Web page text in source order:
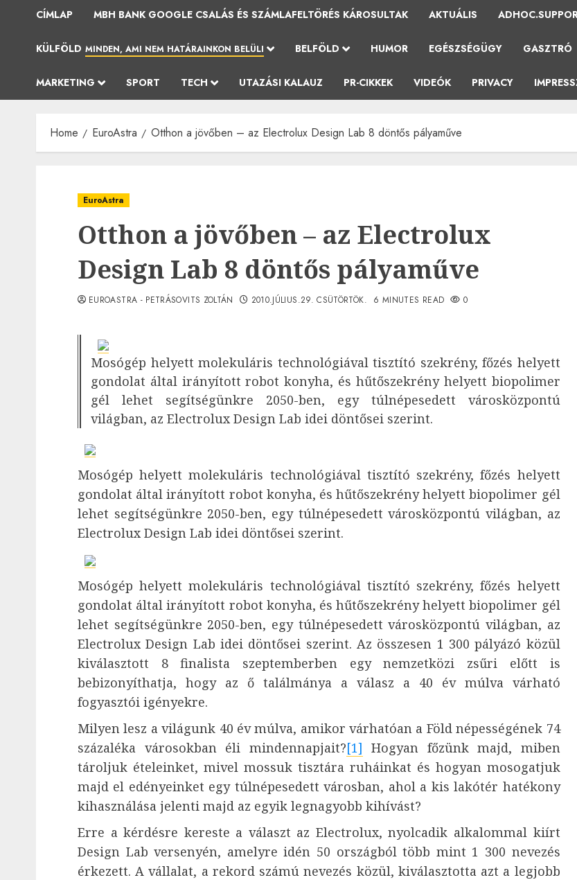
CÍMLAP MBH BANK GOOGLE CSALÁS ÉS SZÁMLAFELTÖRÉS KÁROSULTAK AKTUÁLIS
KÜLFÖLD MINDEN, AMI NEM HATÁRAINKON BELÜLI BELFÖLD HUMOR EGÉSZSÉGÜGY GASZTRÓ
MARKETING SPORT TECH UTAZÁSI KALAUZ PR-CIKKEK VIDEÓK PRIVACY
Home EuroAstra Otthon a jövőben – az Electrolux Design Lab 8 döntős pályaműve
EuroAstra
Otthon a jövőben – az Electrolux
Design Lab 8 döntős pályaműve
EUROASTRA - PETRÁSOVITS ZOLTÁN 2010.JÚLIUS.29. CSÜTÖRTÖK. 6 MINUTES READ 0
Mosógép helyett molekuláris technológiával tisztító szekrény, főzés helyett
gondolat által irányított robot konyha, és hűtőszekrény helyett biopolimer
gél lehet segítségünkre 2050-ben, egy túlnépesedett városközpontú
világban, az Electrolux Design Lab idei döntősei szerint.
Mosógép helyett molekuláris technológiával tisztító szekrény, főzés helyett
gondolat által irányított robot konyha, és hűtőszekrény helyett biopolimer gél
lehet segítségünkre 2050-ben, egy túlnépesedett városközpontú világban, az
Electrolux Design Lab idei döntősei szerint.
Mosógép helyett molekuláris technológiával tisztító szekrény, főzés helyett
gondolat által irányított robot konyha, és hűtőszekrény helyett biopolimer gél
lehet segítségünkre 2050-ben, egy túlnépesedett városközpontú világban, az
Electrolux Design Lab idei döntősei szerint. Az összesen 1 300 pályázó közül
kiválasztott 8 finalista szeptemberben egy nemzetközi zsűri előtt is
bebizonyíthatja, hogy az ő találmánya a válasz a 40 év múlva várható
fogyasztói igényekre.
Milyen lesz a világunk 40 év múlva, amikor várhatóan a Föld népességének 74
százaléka városokban éli mindennapjait?[1] Hogyan főzünk majd, miben
tároljuk ételeinket, mivel mossuk tisztára ruháinkat és hogyan mosogatjuk
majd el edényeinket egy túlnépesedett városban, ahol a kis lakótér hatékony
kihasználása jelenti majd az egyik legnagyobb kihívást?
Erre a kérdésre kereste a választ az Electrolux, nyolcadik alkalommal kiírt
Design Lab versenyén, amelyre idén 50 országból több mint 1 300 nevezés
érkezett. A vállalat, a rekord számú nevezés közül, kiválasztotta azt a legjobb